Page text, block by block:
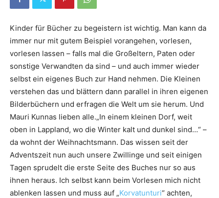
Kinder für Bücher zu begeistern ist wichtig. Man kann da
immer nur mit gutem Beispiel vorangehen, vorlesen,
vorlesen lassen – falls mal die Großeltern, Paten oder
sonstige Verwandten da sind – und auch immer wieder
selbst ein eigenes Buch zur Hand nehmen. Die Kleinen
verstehen das und blättern dann parallel in ihren eigenen
Bilderbüchern und erfragen die Welt um sie herum. Und
Mauri Kunnas lieben alle.„In einem kleinen Dorf, weit
oben in Lappland, wo die Winter kalt und dunkel sind…“ –
da wohnt der Weihnachtsmann. Das wissen seit der
Adventszeit nun auch unsere Zwillinge und seit einigen
Tagen sprudelt die erste Seite des Buches nur so aus
ihnen heraus. Ich selbst kann beim Vorlesen mich nicht
ablenken lassen und muss auf „Korvatunturi“ achten,